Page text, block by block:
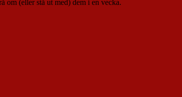
om (eller stå ut med) dem i en vecka.